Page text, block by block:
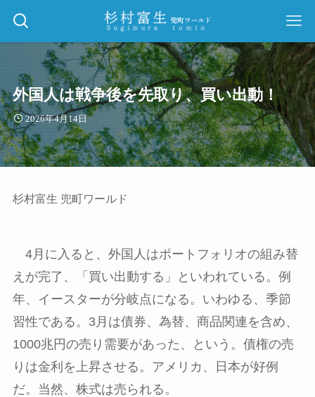
外国人は戦争後を先取り、買い出動！
2026年4月14日
杉村富生 兜町ワールド
4月に入ると、外国人はポートフォリオの組み替
えが完了、「買い出動する」といわれている。例
年、イースターが分岐点になる。いわゆる、季節
習性である。 3月は債券、為替、商品関連を含め、
1000兆円の売り需要があった、という。債権の売
りは金利を上昇させる。アメリカ、日本が好例
だ。当然、株式は売られる。